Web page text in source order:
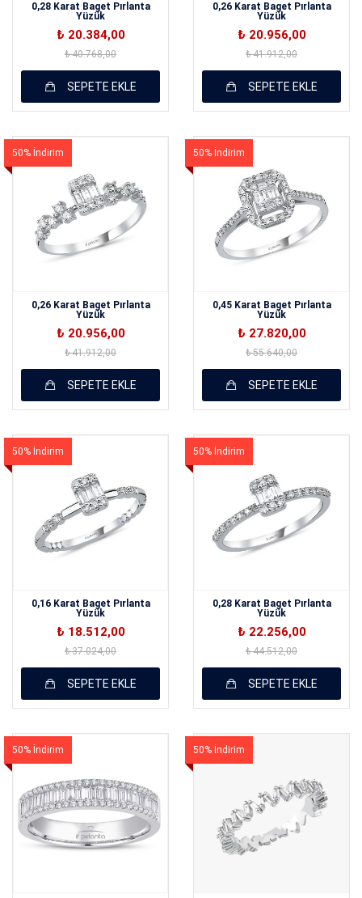
0,28 Karat Baget Pırlanta
Yüzük
₺ 20.384,00
₺ 40.768,00
SEPETE EKLE
0,26 Karat Baget Pırlanta
Yüzük
₺ 20.956,00
₺ 41.912,00
SEPETE EKLE
50% İndirim
0,26 Karat Baget Pırlanta
Yüzük
₺ 20.956,00
₺ 41.912,00
SEPETE EKLE
50% İndirim
0,45 Karat Baget Pırlanta
Yüzük
₺ 27.820,00
₺ 55.640,00
SEPETE EKLE
50% İndirim
0,16 Karat Baget Pırlanta
Yüzük
₺ 18.512,00
₺ 37.024,00
SEPETE EKLE
50% İndirim
0,28 Karat Baget Pırlanta
Yüzük
₺ 22.256,00
₺ 44.512,00
SEPETE EKLE
50% İndirim 50% İndirim